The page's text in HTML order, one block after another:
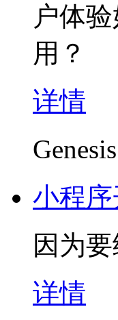
户体
用？
详情
Genesis
小程
因为
详情